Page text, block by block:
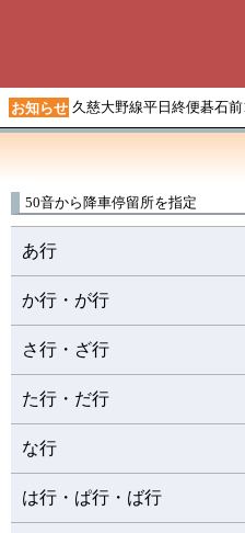
お知らせ 久慈大野線平日終便碁石
50音から 降車停留所を指定
あ行
か行・が行
さ行・ざ行
た行・だ行
な行
は行・ぱ行・ば行